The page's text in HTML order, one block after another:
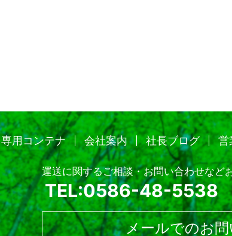
専用コンテナ 会社案内 社長ブログ 営
運送に関するご相談・お問い合わせなど
TEL:0586-48-5538
メールでのお